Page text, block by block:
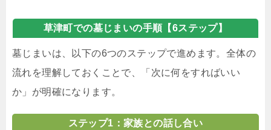
草津町での墓じまいの手順【6ステップ】
墓じまいは、以下の6つのステップで進めます。全体の
流れを理解しておくことで、「次に何をすればいい
か」が明確になります。
ステップ1：家族との話し合い